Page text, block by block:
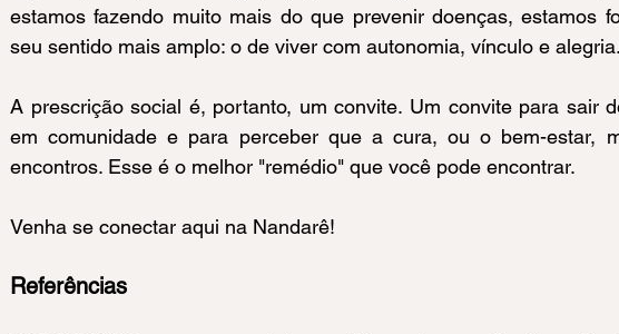
estamos fazendo muito mais do que prevenir doenças, estamos
seu sentido mais amplo: o de viver com autonomia, vínculo e alegria.
A prescrição social é, portanto, um convite. Um convite para sair
em comunidade e para perceber que a cura, ou o bem-estar,
encontros. Esse é o melhor "remédio" que você pode encontrar.
Venha se conectar aqui na Nandarê!
Referências